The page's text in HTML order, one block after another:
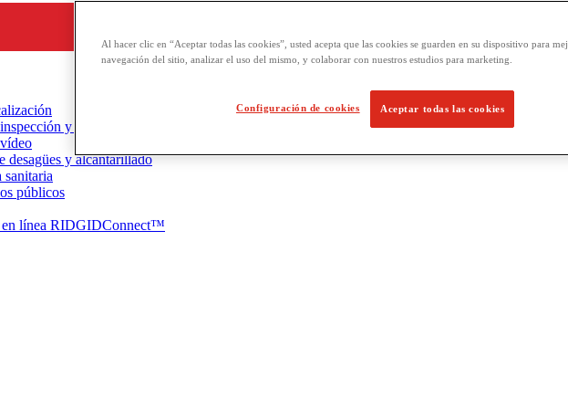
y localización
desagües y alcantarillado
públicos
en línea RIDGIDConnect™
Al hacer clic en “Aceptar todas las cookies”, usted acepta que las cookies se guarden en su dispositivo para
navegación del sitio, analizar el uso del mismo, y colaborar con nuestros estudios para marketing.
Configuración de cookies Aceptar todas las cookies